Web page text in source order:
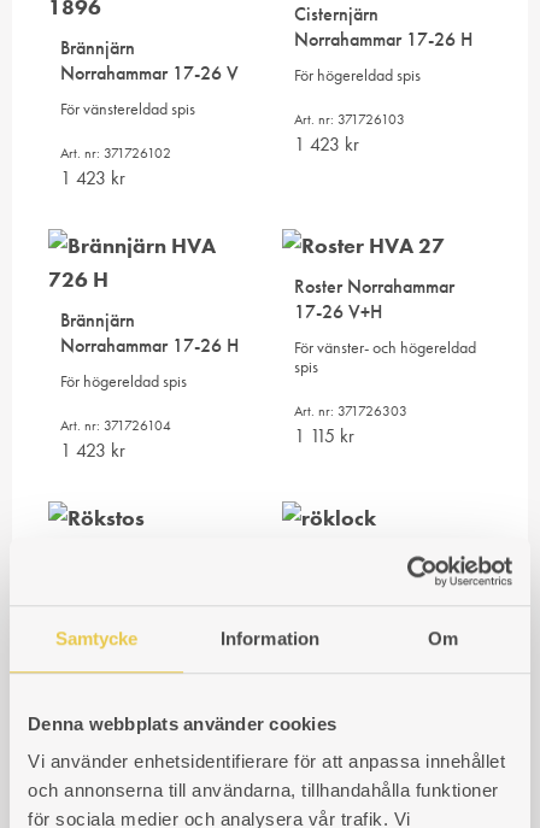
Samtycke Information Om
Denna webbplats använder cookies
Vi använder enhetsidentifierare för att anpassa innehållet
och annonserna till användarna, tillhandahålla funktioner
för sociala medier och analysera vår trafik. Vi
Brännjärn
Norrahammar 17-26 V
För vänstereldad spis
Art. nr: 371726102
1 423 kr
Cisternjärn
Norrahammar 17-26 H
För högereldad spis
Art. nr: 371726103
1 423 kr
Brännjärn
Norrahammar 17-26 H
För högereldad spis
Art. nr: 371726104
1 423 kr
Roster Norrahammar
17-26 V+H
För vänster- och högereldad
spis
Art. nr: 371726303
1 115 kr
/ Invändigt mått 185x70
647kr
Röklock Norrahammar
spis